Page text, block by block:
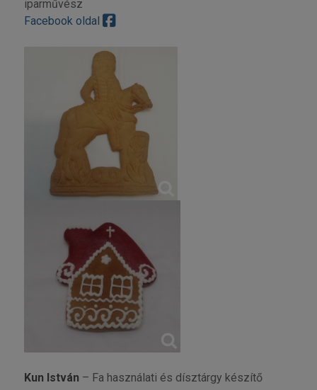
iparművész
Facebook oldal
Kun István – Fa használati és dísztárgy készítő